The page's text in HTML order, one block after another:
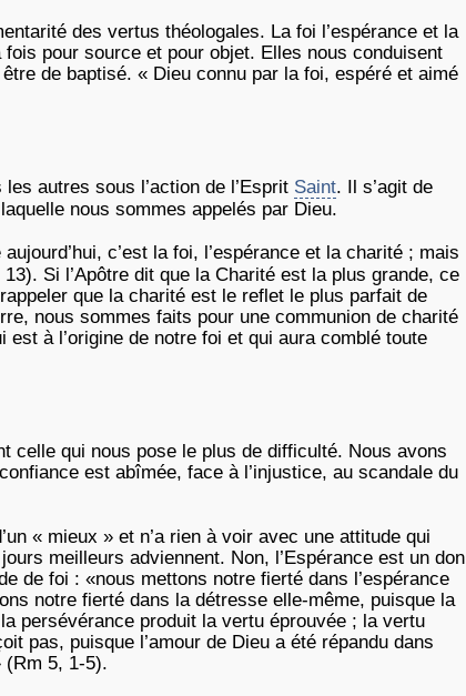
des vertus théologales. La foi l’espérance et la
pour source et pour objet. Elles nous conduisent
de baptisé. « Dieu connu par la foi, espéré et aimé
autres sous l’action de l’Esprit Saint. Il s’agit de
nous sommes appelés par Dieu.
c’est la foi, l’espérance et la charité ; mais
Si l’Apôtre dit que la Charité est la plus grande, ce
que la charité est le reflet le plus parfait de
nous sommes faits pour une communion de charité
à l’origine de notre foi et qui aura comblé toute
celle qui nous pose le plus de difficulté. Nous avons
est abîmée, face à l’injustice, au scandale du
« mieux » et n’a rien à voir avec une attitude qui
meilleurs adviennent. Non, l’Espérance est un don
de foi : «nous mettons notre fierté dans l’espérance
notre fierté dans la détresse elle-même, puisque la
persévérance produit la vertu éprouvée ; la vertu
pas, puisque l’amour de Dieu a été répandu dans
(Rm 5, 1-5).